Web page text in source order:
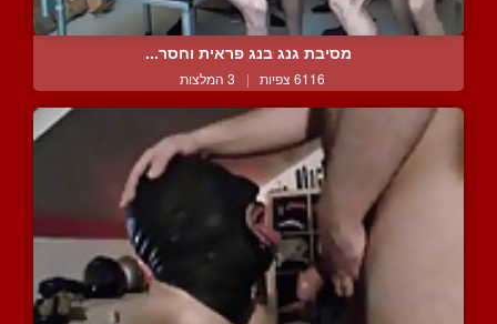
מסיבת גנג בנג פראית וחסר...
6116 צפיות | 3 המלצות